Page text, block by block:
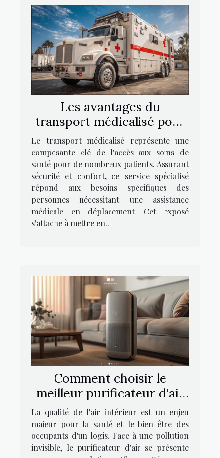
Les avantages du
transport médicalisé pour
les patients
Le transport médicalisé représente une
composante clé de l'accès aux soins de
santé pour de nombreux patients. Assurant
sécurité et confort, ce service spécialisé
répond aux besoins spécifiques des
personnes nécessitant une assistance
médicale en déplacement. Cet exposé
s'attache à mettre en...
Comment choisir le
meilleur purificateur d'air
pour votre foyer
La qualité de l'air intérieur est un enjeu
majeur pour la santé et le bien-être des
occupants d'un logis. Face à une pollution
invisible, le purificateur d'air se présente